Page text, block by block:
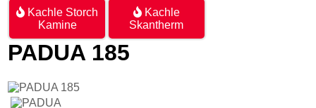
Kachle Storch
Kamine
Kachle
Skantherm
PADUA 185